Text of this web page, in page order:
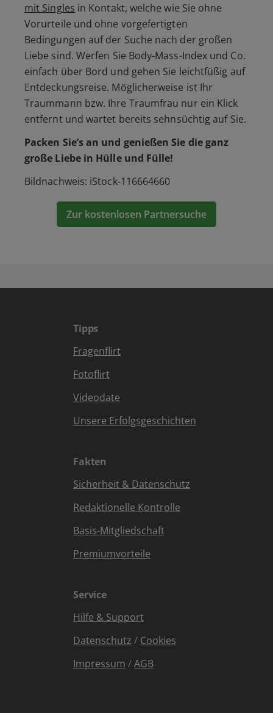
mit Singles in Kontakt, welche wie Sie ohne
Vorurteile und ohne vorgefertigten
Bedingungen auf der Suche nach der großen
Liebe sind. Werfen Sie Body-Mass-Index und Co.
einfach über Bord und gehen Sie leichtfüßig auf
Entdeckungsreise. Möglicherweise ist Ihr
Traummann bzw. Ihre Traumfrau nur ein Klick
entfernt und wartet bereits sehnsüchtig auf Sie.
Packen Sie’s an und genießen Sie die ganz
große Liebe in Hülle und Fülle!
Bildnachweis: iStock-116664660
Zur kostenlosen Partnersuche
Tipps
Fragenflirt
Fotoflirt
Videodate
Unsere Erfolgsgeschichten
Fakten
Sicherheit & Datenschutz
Redaktionelle Kontrolle
Basis-Mitgliedschaft
Premiumvorteile
Service
Hilfe & Support
Datenschutz / Cookies
Impressum /AGB